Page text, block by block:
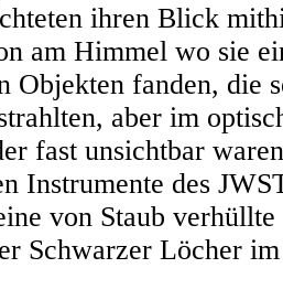
ihren Blick
am Himmel wo sie
Objekten fanden, die
aber im
fast unsichtbar
Instrumente des
von Staub
Schwarzer Löcher